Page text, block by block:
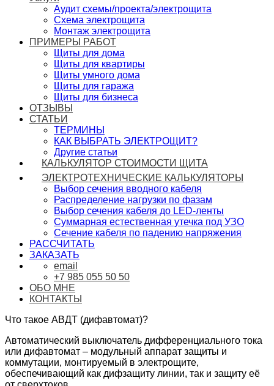
Аудит схемы/проекта/электрощита
Схема электрощита
Монтаж электрощита
ПРИМЕРЫ РАБОТ
Щиты для дома
Щиты для квартиры
Щиты умного дома
Щиты для гаража
Щиты для бизнеса
ОТЗЫВЫ
СТАТЬИ
ТЕРМИНЫ
КАК ВЫБРАТЬ ЭЛЕКТРОЩИТ?
Другие статьи
КАЛЬКУЛЯТОР СТОИМОСТИ ЩИТА
ЭЛЕКТРОТЕХНИЧЕСКИЕ КАЛЬКУЛЯТОРЫ
Выбор сечения вводного кабеля
Распределение нагрузки по фазам
Выбор сечения кабеля до LED-ленты
Суммарная естественная утечка под УЗО
Сечение кабеля по падению напряжения
РАССЧИТАТЬ
ЗАКАЗАТЬ
email
+7 985 055 50 50
ОБО МНЕ
КОНТАКТЫ
Что такое АВДТ (дифавтомат)?
Автоматический выключатель дифференциального тока
или дифавтомат – модульный аппарат защиты и
коммутации, монтируемый в электрощите,
обеспечивающий как дифзащиту линии, так и защиту её